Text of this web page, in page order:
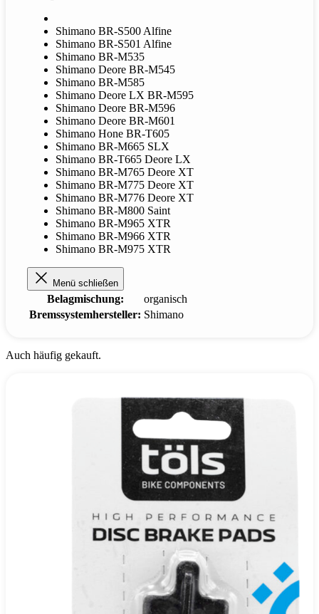
Shimano BR-S500 Alfine
Shimano BR-S501 Alfine
Shimano BR-M535
Shimano Deore BR-M545
Shimano BR-M585
Shimano Deore LX BR-M595
Shimano Deore BR-M596
Shimano Deore BR-M601
Shimano Hone BR-T605
Shimano BR-M665 SLX
Shimano BR-T665 Deore LX
Shimano BR-M765 Deore XT
Shimano BR-M775 Deore XT
Shimano BR-M776 Deore XT
Shimano BR-M800 Saint
Shimano BR-M965 XTR
Shimano BR-M966 XTR
Shimano BR-M975 XTR
Menü schließen
Belagmischung:
organisch
Bremssystemhersteller: Shimano
Auch häufig gekauft.